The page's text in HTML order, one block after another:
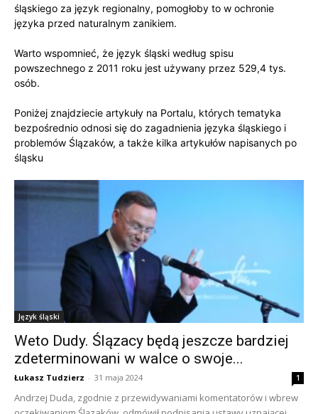
śląskiego za język regionalny, pomogłoby to w ochronie
języka przed naturalnym zanikiem.
Warto wspomnieć, że język śląski według spisu
powszechnego z 2011 roku jest używany przez 529,4 tys.
osób.
Poniżej znajdziecie artykuły na Portalu, których tematyka
bezpośrednio odnosi się do zagadnienia języka śląskiego i
problemów Ślązaków, a także kilka artykułów napisanych po
śląsku
Język śląski
Weto Dudy. Ślązacy będą jeszcze bardziej
zdeterminowani w walce o swoje...
Łukasz Tudzierz - 31 maja 2024 1
Andrzej Duda, zgodnie z przewidywaniami komentatorów i wbrew